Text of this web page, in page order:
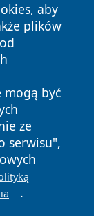
aby
plików
mogą być
ze
serwisu",
.
prawa